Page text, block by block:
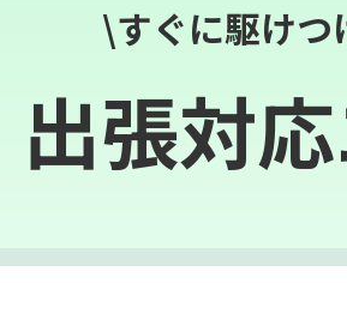
\すぐに駆けつ
出張対